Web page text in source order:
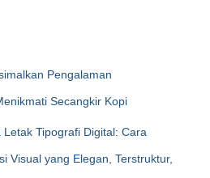
Pengalaman
Secangkir Kopi
Letak Tipografi Digital: Cara
Visual yang Elegan, Terstruktur,